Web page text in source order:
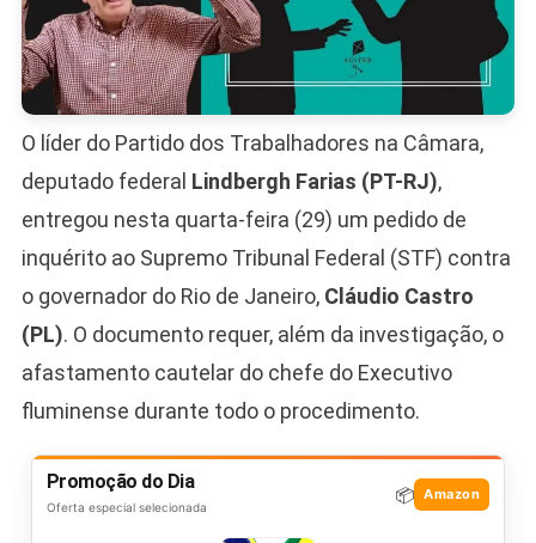
O líder do Partido dos Trabalhadores na Câmara,
deputado federal Lindbergh Farias (PT-RJ),
entregou nesta quarta-feira (29) um pedido de
inquérito ao Supremo Tribunal Federal (STF) contra
o governador do Rio de Janeiro, Cláudio Castro
(PL). O documento requer, além da investigação, o
afastamento cautelar do chefe do Executivo
fluminense durante todo o procedimento.
Promoção do Dia
Oferta especial selecionada
📦 Amazon